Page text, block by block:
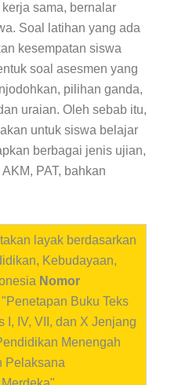
sama, bernalar
Soal latihan yang ada
kesempatan siswa
soal asesmen yang
pilihan ganda,
uraian. Oleh sebab itu,
untuk siswa belajar
berbagai jenis ujian,
PAT, bahkan
layak berdasarkan
Kebudayaan,
Nomor
Buku Teks
I, IV, VII, dan X Jenjang
Menengah
Pelaksana